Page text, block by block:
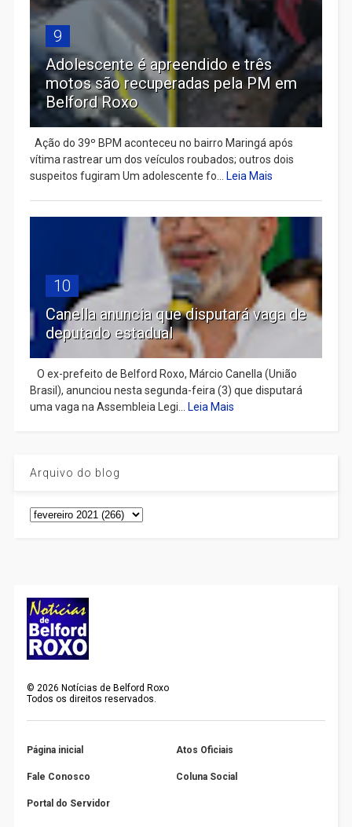
9
Adolescente é apreendido e três
motos são recuperadas pela PM em
Belford Roxo
Ação do 39º BPM aconteceu no bairro Maringá após
vítima rastrear um dos veículos roubados; outros dois
suspeitos fugiram Um adolescente fo...
Leia Mais
10
Canella anuncia que disputará vaga de
deputado estadual
​ O ex-prefeito de Belford Roxo, Márcio Canella (União
Brasil), anunciou nesta segunda-feira (3) que disputará
uma vaga na Assembleia Legi...
Leia Mais
Arquivo do blog
©2026 Notícias de Belford Roxo
Todos os direitos reservados.
Página inicial Atos Oficiais
Fale Conosco Coluna Social
Portal do Servidor